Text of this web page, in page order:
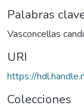
Palabras
Vasconcellas
URI
https://
Colecciones